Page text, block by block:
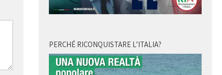
PERCHÉ RICONQUISTARE L’ITALIA?